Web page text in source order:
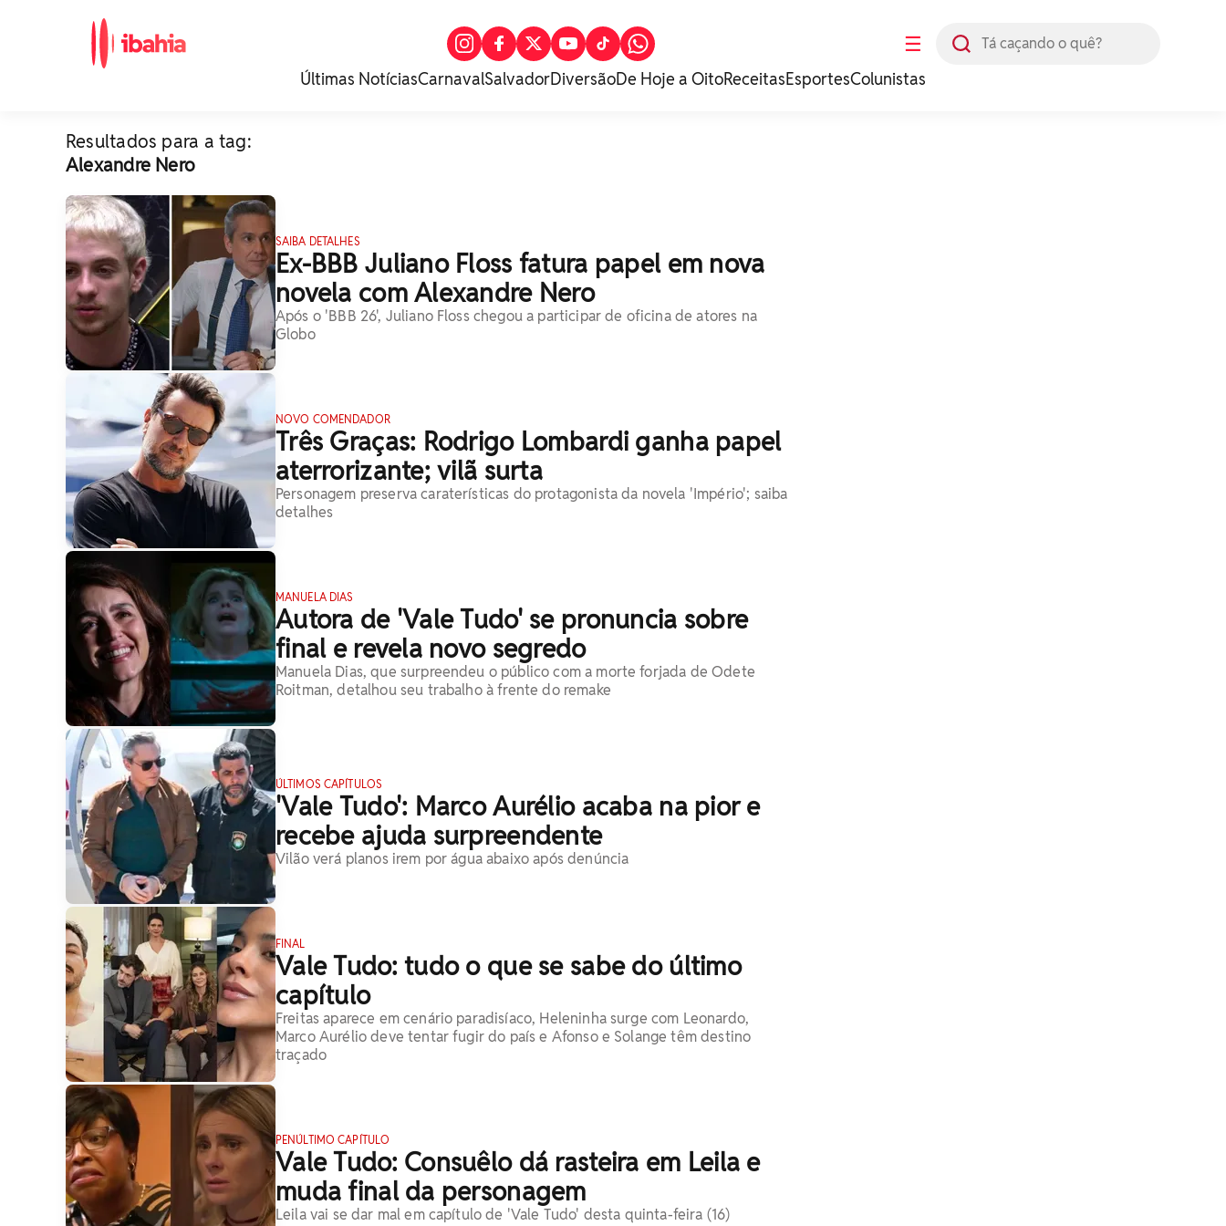
☰
Últimas NotíciasCarnavalSalvadorDiversãoDe Hoje a OitoReceitasEsportesColunistas
Resultados para a tag:
Alexandre Nero
SAIBA DETALHES
Ex-BBB Juliano Floss fatura papel em nova
novela com Alexandre Nero
Após o 'BBB 26', Juliano Floss chegou a participar de oficina de atores na
Globo
NOVO COMENDADOR
Três Graças: Rodrigo Lombardi ganha papel
aterrorizante; vilã surta
Personagem preserva caraterísticas do protagonista da novela 'Império'; saiba
detalhes
MANUELA DIAS
Autora de 'Vale Tudo' se pronuncia sobre
final e revela novo segredo
Manuela Dias, que surpreendeu o público com a morte forjada de Odete
Roitman, detalhou seu trabalho à frente do remake
ÚLTIMOS CAPÍTULOS
'Vale Tudo': Marco Aurélio acaba na pior e
recebe ajuda surpreendente
Vilão verá planos irem por água abaixo após denúncia
FINAL
Vale Tudo: tudo o que se sabe do último
capítulo
Freitas aparece em cenário paradisíaco, Heleninha surge com Leonardo,
Marco Aurélio deve tentar fugir do país e Afonso e Solange têm destino
traçado
PENÚLTIMO CAPÍTULO
Vale Tudo: Consuêlo dá rasteira em Leila e
muda final da personagem
Leila vai se dar mal em capítulo de 'Vale Tudo' desta quinta-feira (16)